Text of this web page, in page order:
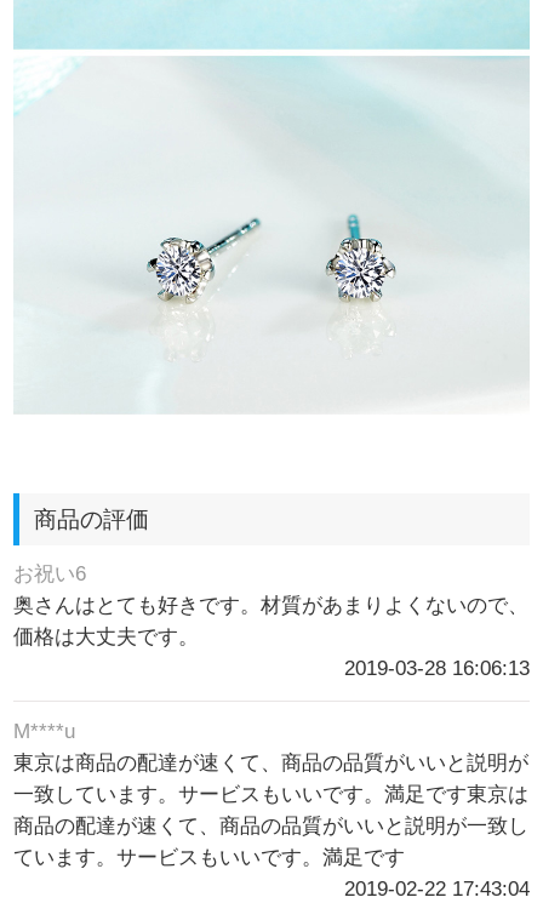
商品の評価
お祝い6
奥さんはとても好きです。材質があまりよくないので、
価格は大丈夫です。
2019-03-28 16:06:13
M****u
東京は商品の配達が速くて、商品の品質がいいと説明が
一致しています。サービスもいいです。満足です東京は
商品の配達が速くて、商品の品質がいいと説明が一致し
ています。サービスもいいです。満足です
2019-02-22 17:43:04